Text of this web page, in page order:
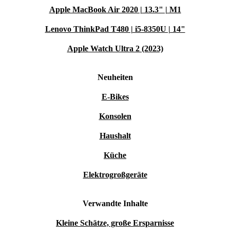
Apple MacBook Air 2020 | 13.3" | M1
Lenovo ThinkPad T480 | i5-8350U | 14"
Apple Watch Ultra 2 (2023)
Neuheiten
E-Bikes
Konsolen
Haushalt
Küche
Elektrogroßgeräte
Verwandte Inhalte
Kleine Schätze, große Ersparnisse